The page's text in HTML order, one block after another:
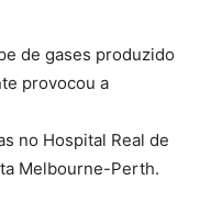
de gases produzido
provocou a
no Hospital Real de
Melbourne-Perth.